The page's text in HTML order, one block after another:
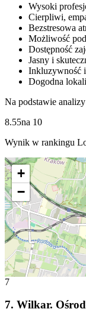
Wysoki
Cierpliwi,
Bezstresowa
Możliwość
Dostępność
Jasny i
Inkluzywność i
Dogodna
Na podstawie
8.55na 10
Wynik w rankingu
+
−
7
7. Wilkar.